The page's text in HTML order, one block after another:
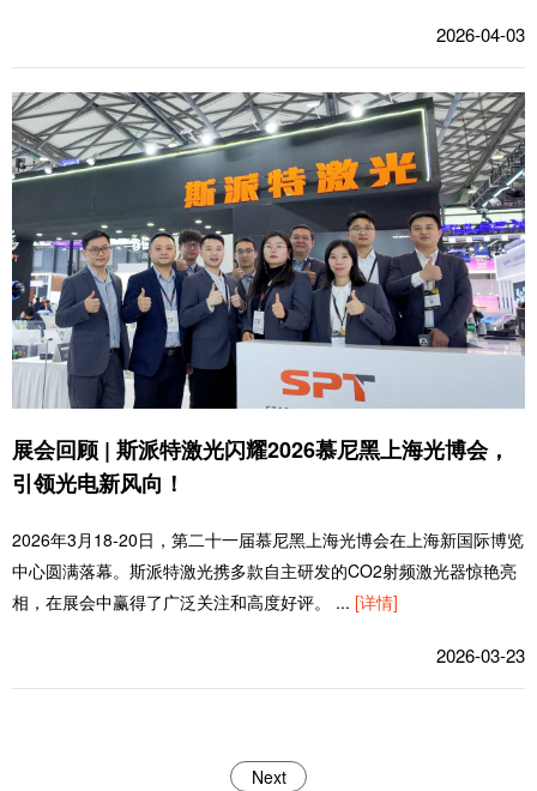
2026-04-03
展会回顾 | 斯派特激光闪耀2026慕尼黑上海光博会，
引领光电新风向！
2026年3月18-20日，第二十一届慕尼黑上海光博会在上海新国际博览
中心圆满落幕。斯派特激光携多款自主研发的CO2射频激光器惊艳亮
相，在展会中赢得了广泛关注和高度好评。 ... [详情]
2026-03-23
Next